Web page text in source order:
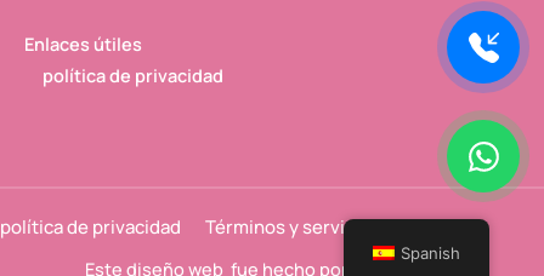
Enlaces útiles
política de privacidad
Este diseño web fue hecho por con
política de privacidad Términos y servicios
Spanish